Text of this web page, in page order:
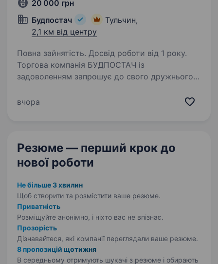
20 000 грн
Будпостач
Тульчин,
2,1 км від центру
Повна зайнятість. Досвід роботи від 1 року.
Торгова компанія БУДПОСТАЧ із
задоволенням запрошує до свого дружнього
бажано! Досвід роботи на позиції помічника
вчора
Резюме — перший крок до
нової роботи
Не більше 3 хвилин
Щоб створити та розмістити ваше резюме.
Приватність
Розміщуйте анонімно, і ніхто вас не впізнає.
Прозорість
Дізнавайтеся, які компанії переглядали ваше резюме.
8 пропозицій щотижня
В середньому отримують шукачі з резюме і обирають